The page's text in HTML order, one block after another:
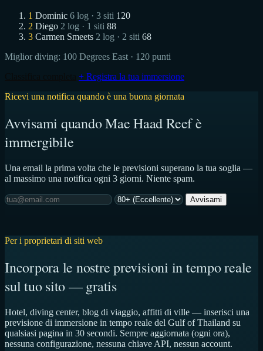
1 Dominic 6 log · 3 siti 120
2 Diego 2 log · 1 siti 88
3 Carmen Smeets 2 log · 2 siti 68
Miglior diving: 100 Degrees East · 120 punti
+ Registra la tua immersione
Ricevi una notifica quando è una buona giornata
Avvisami quando Mae Haad Reef è
immergibile
Una email la prima volta che le previsioni superano la tua soglia —
al massimo una notifica ogni 3 giorni. Niente spam.
Avvisami
Per i proprietari di siti web
Incorpora le nostre previsioni in tempo reale
sul tuo sito — gratis
Hotel, diving center, blog di viaggio, affitti di ville — inserisci una
previsione di immersione in tempo reale del Gulf of Thailand su
qualsiasi pagina in 30 secondi. Sempre aggiornata (ogni ora),
nessuna configurazione, nessuna chiave API, nessun account.